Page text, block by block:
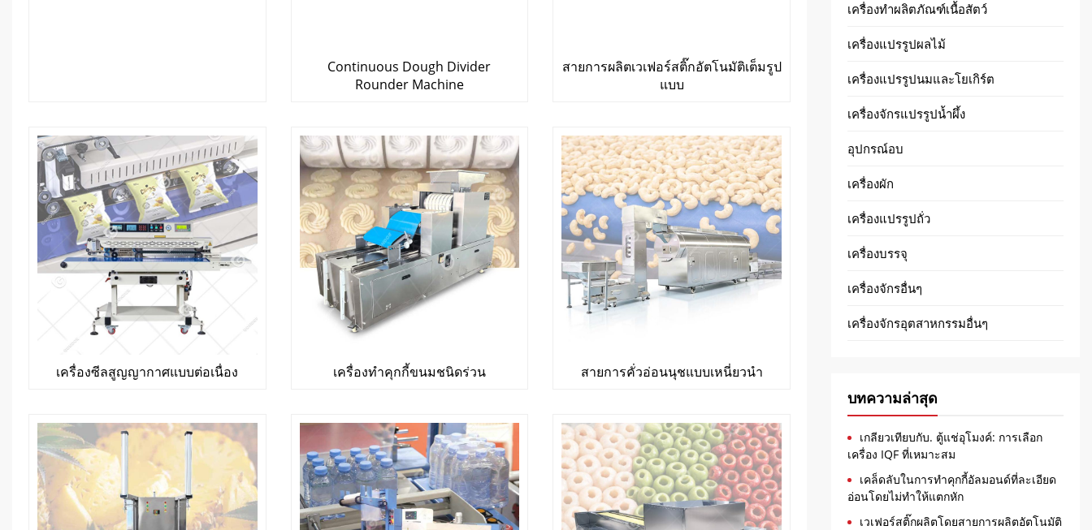
Continuous Dough Divider
Rounder Machine
สายการผลิตเวเฟอร์สติ๊กอัตโนมัติเต็มรูป
แบบ
เครื่องซีลสูญญากาศแบบต่อเนื่อง เครื่องทำคุกกี้ขนมชนิดร่วน สายการคั่วอ่อนนุชแบบเหนี่ยวนำ
เครื่องทำผลิตภัณฑ์เนื้อสัตว์
เครื่องแปรรูปผลไม้
เครื่องแปรรูปนมและโยเกิร์ต
เครื่องจักรแปรรูปน้ำผึ้ง
อุปกรณ์อบ
เครื่องผัก
เครื่องแปรรูปถั่ว
เครื่องบรรจุ
เครื่องจักรอื่นๆ
เครื่องจักรอุตสาหกรรมอื่นๆ
บทความล่าสุด
เกลียวเทียบกับ. ตู้แช่อุโมงค์: การเลือก
เครื่อง IQF ที่เหมาะสม
เคล็ดลับในการทำคุกกี้อัลมอนด์ที่ละเอียด
อ่อนโดยไม่ทำให้แตกหัก
เวเฟอร์สติ๊กผลิตโดยสายการผลิตอัตโนมัติ